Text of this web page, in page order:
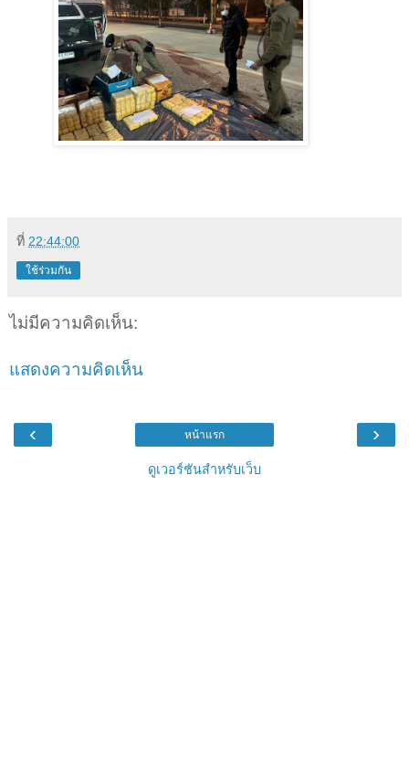
ที่ 22:44:00
ใช้ร่วมกัน
ไม่มีความคิดเห็น:
แสดงความคิดเห็น
‹ ›
หน้าแรก
ดูเวอร์ชันสำหรับเว็บ